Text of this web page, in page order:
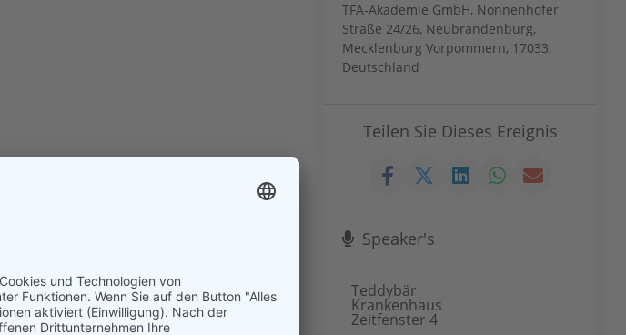
TFA-Akademie GmbH, Nonnenhofer
Straße 24/26, Neubrandenburg,
Mecklenburg Vorpommern, 17033,
Deutschland
Teilen Sie Dieses Ereignis
Speaker's
Teddybär
Krankenhaus
Zeitfenster 4